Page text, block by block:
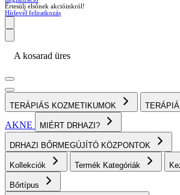
Értesülj elsőnek akcióinkról!
Hírlevél feliratkozás
A kosarad üres
TERÁPIÁS KOZMETIKUMOK
AKNE
MIÉRT DRHAZI?
DRHAZI BŐRMEGÚJÍTÓ KÖZPONTOK
Kollekciók Termék Kategóriák
Bőrtípus